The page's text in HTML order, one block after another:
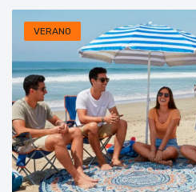
VERANO